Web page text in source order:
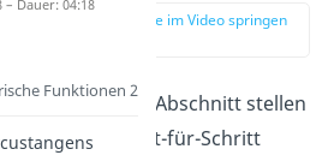
zur Stelle im Video springen
diesem letzten Abschnitt stellen
dir eine Schritt-für-Schritt
– Dauer: 04:18
Funktionen 2